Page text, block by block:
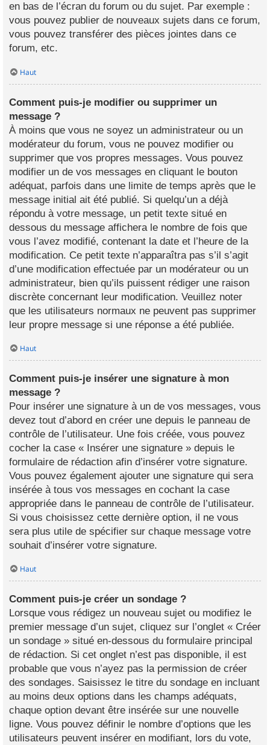
en bas de l’écran du forum ou du sujet. Par exemple :
vous pouvez publier de nouveaux sujets dans ce forum,
vous pouvez transférer des pièces jointes dans ce
forum, etc.
Haut
Comment puis-je modifier ou supprimer un
message ?
À moins que vous ne soyez un administrateur ou un
modérateur du forum, vous ne pouvez modifier ou
supprimer que vos propres messages. Vous pouvez
modifier un de vos messages en cliquant le bouton
adéquat, parfois dans une limite de temps après que le
message initial ait été publié. Si quelqu’un a déjà
répondu à votre message, un petit texte situé en
dessous du message affichera le nombre de fois que
vous l’avez modifié, contenant la date et l’heure de la
modification. Ce petit texte n’apparaîtra pas s’il s’agit
d’une modification effectuée par un modérateur ou un
administrateur, bien qu’ils puissent rédiger une raison
discrète concernant leur modification. Veuillez noter
que les utilisateurs normaux ne peuvent pas supprimer
leur propre message si une réponse a été publiée.
Haut
Comment puis-je insérer une signature à mon
message ?
Pour insérer une signature à un de vos messages, vous
devez tout d’abord en créer une depuis le panneau de
contrôle de l’utilisateur. Une fois créée, vous pouvez
cocher la case « Insérer une signature » depuis le
formulaire de rédaction afin d’insérer votre signature.
Vous pouvez également ajouter une signature qui sera
insérée à tous vos messages en cochant la case
appropriée dans le panneau de contrôle de l’utilisateur.
Si vous choisissez cette dernière option, il ne vous
sera plus utile de spécifier sur chaque message votre
souhait d’insérer votre signature.
Haut
Comment puis-je créer un sondage ?
Lorsque vous rédigez un nouveau sujet ou modifiez le
premier message d’un sujet, cliquez sur l’onglet « Créer
un sondage » situé en-dessous du formulaire principal
de rédaction. Si cet onglet n’est pas disponible, il est
probable que vous n’ayez pas la permission de créer
des sondages. Saisissez le titre du sondage en incluant
au moins deux options dans les champs adéquats,
chaque option devant être insérée sur une nouvelle
ligne. Vous pouvez définir le nombre d’options que les
utilisateurs peuvent insérer en modifiant, lors du vote,